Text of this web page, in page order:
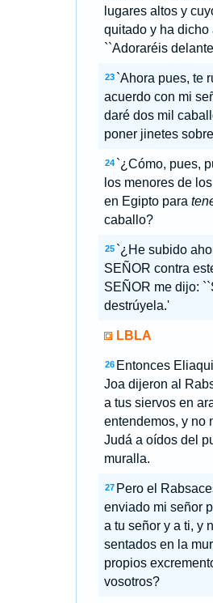
lugares altos y
quitado y ha dicho
``Adoraréis
23 `Ahora pues, te
acuerdo con mi
daré dos mil
poner jinetes
24 `¿Cómo, pues,
los menores de
en Egipto para
caballo?
25 `¿He subido
SEÑOR contra
SEÑOR me dijo:
destrúyela.'
LBLA
26 Entonces
Joa dijeron al
a tus siervos en
entendemos, y no
Judá a oídos del
muralla.
27 Pero el
enviado mi señor
a tu señor y a ti, y
sentados en la
propios
vosotros?